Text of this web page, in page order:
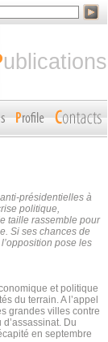
publications
présidentielles à
politique,
taille rassemble pour
Si ses chances de
pose les
et politique
du terrain. A l’appel
grandes villes contre
Du
en septembre